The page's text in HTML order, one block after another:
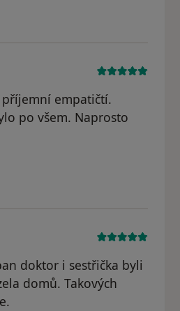
empatičtí.
po všem. Naprosto
doktor i sestřička byli
domů. Takových